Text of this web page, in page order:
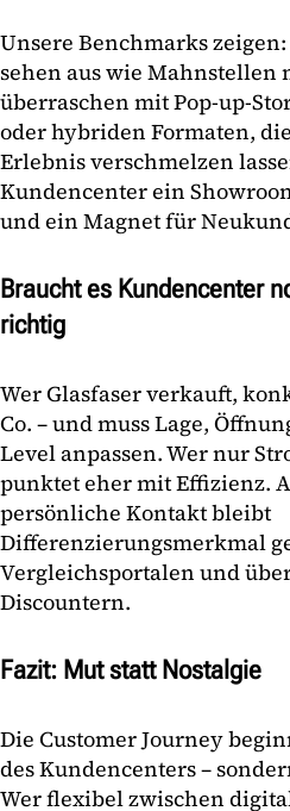
Unsere Benchmarks
sehen aus wie Mahnstellen
überraschen mit Pop-up-
oder hybriden Formaten,
Erlebnis verschmelzen
Kundencenter ein
und ein Magnet für
Braucht es Kundencenter
richtig
Wer Glasfaser verkauft,
Co. – und muss Lage,
Level anpassen. Wer nur
punktet eher mit Effizienz.
persönliche Kontakt bleibt
Differenzierungsmerkmal
Vergleichsportalen und
Discountern.
Fazit: Mut statt Nostalgie
Die Customer Journey
des Kundencenters –
Wer flexibel zwischen